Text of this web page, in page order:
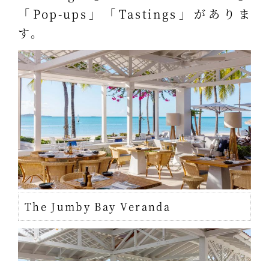
「Pop-ups」「Tastings」がありま
す。
The Jumby Bay Veranda